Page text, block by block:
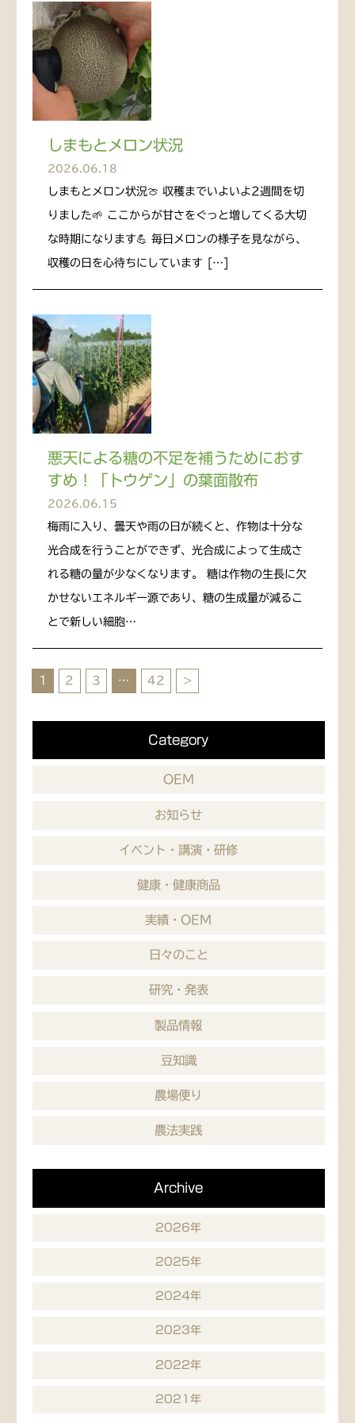
しまもとメロン状況
2026.06.18
しまもとメロン状況🍈 収穫までいよいよ2週間を切
りました🌱 ここからが甘さをぐっと増してくる大切
な時期になります💪 毎日メロンの様子を見ながら、
収穫の日を心待ちにしています […]
悪天による糖の不足を補うためにおす
すめ！「トウゲン」の葉面散布
2026.06.15
梅雨に入り、曇天や雨の日が続くと、作物は十分な
光合成を行うことができず、光合成によって生成さ
れる糖の量が少なくなります。 糖は作物の生長に欠
かせないエネルギー源であり、糖の生成量が減るこ
とで新しい細胞…
1 2 3 … 42 >
Category
OEM
お知らせ
イベント・講演・研修
健康・健康商品
実績・OEM
日々のこと
研究・発表
製品情報
豆知識
農場便り
農法実践
Archive
2026年
2025年
2024年
2023年
2022年
2021年